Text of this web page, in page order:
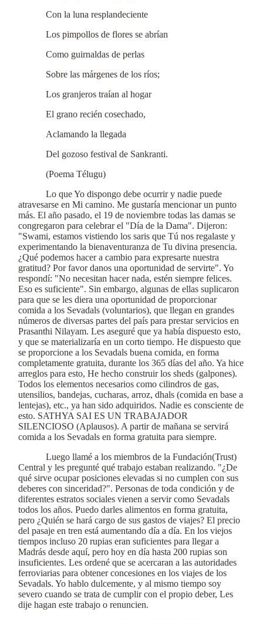
Con la luna resplandeciente
Los pimpollos de flores se abrían
Como guirnaldas de perlas
Sobre las márgenes de los ríos;
Los granjeros traían al hogar
El grano recién cosechado,
Aclamando la llegada
Del gozoso festival de Sankranti.
(Poema Télugu)
Lo que Yo dispongo debe ocurrir y nadie puede
atravesarse en Mi camino. Me gustaría mencionar un punto
más. El año pasado, el 19 de noviembre todas las damas se
congregaron para celebrar el "Día de la Dama". Dijeron:
"Swami, estamos vistiendo los saris que Tú nos regalaste y
experimentando la bienaventuranza de Tu divina presencia.
¿Qué podemos hacer a cambio para expresarte nuestra
gratitud? Por favor danos una oportunidad de servirte". Yo
respondí: "No necesitan hacer nada, estén siempre felices.
Eso es suficiente". Sin embargo, algunas de ellas suplicaron
para que se les diera una oportunidad de proporcionar
comida a los Sevadals (voluntarios), que llegan en grandes
números de diversas partes del país para prestar servicios en
Prasanthi Nilayam. Les aseguré que ya había dispuesto esto,
y que se materializaría en un corto tiempo. He dispuesto que
se proporcione a los Sevadals buena comida, en forma
completamente gratuita, durante los 365 días del año. Ya hice
arreglos para esto, He hecho construir los sheds (galpones).
Todos los elementos necesarios como cilindros de gas,
utensilios, bandejas, cucharas, arroz, dhals (comida en base a
lentejas), etc., ya han sido adquiridos. Nadie es consciente de
esto. SATHYA SAI ES UN TRABAJADOR
SILENCIOSO (Aplausos). A partir de mañana se servirá
comida a los Sevadals en forma gratuita para siempre.
Luego llamé a los miembros de la Fundación(Trust)
Central y les pregunté qué trabajo estaban realizando. "¿De
qué sirve ocupar posiciones elevadas si no cumplen con sus
deberes con sinceridad?". Personas de toda condición y de
diferentes estratos sociales vienen a servir como Sevadals
todos los años. Puedo darles alimentos en forma gratuita,
pero ¿Quién se hará cargo de sus gastos de viajes? El precio
del pasaje en tren está aumentando día a día. En los viejos
tiempos incluso 20 rupias eran suficientes para llegar a
Madrás desde aquí, pero hoy en día hasta 200 rupias son
insuficientes. Les ordené que se acercaran a las autoridades
ferroviarias para obtener concesiones en los viajes de los
Sevadals. Yo hablo dulcemente, y al mismo tiempo soy
severo cuando se trata de cumplir con el propio deber, Les
dije hagan este trabajo o renuncien.